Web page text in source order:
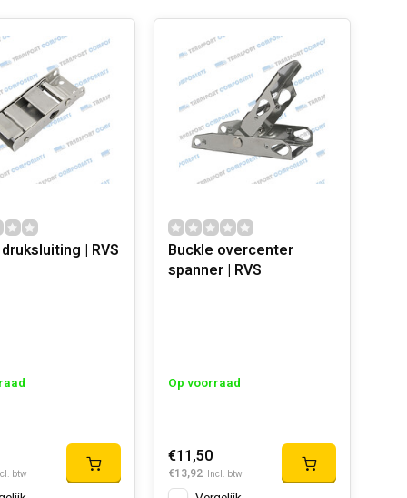
| RVS
btw
Buckle overcenter
spanner | RVS
Op voorraad
€11,50
€13,92 Incl. btw